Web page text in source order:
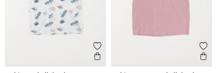
Ajouter aux favoris
Aperçu rapide